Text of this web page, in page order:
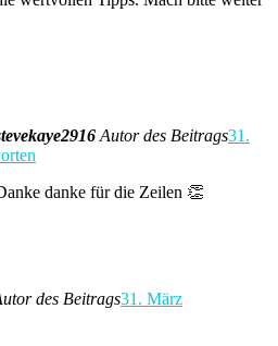
Autor des Beitrags31.
danke für die Zeilen 👏
des Beitrags31. März